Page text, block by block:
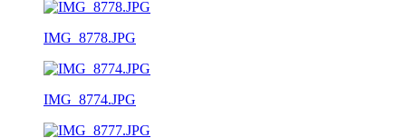
IMG_8778.JPG
IMG_8774.JPG